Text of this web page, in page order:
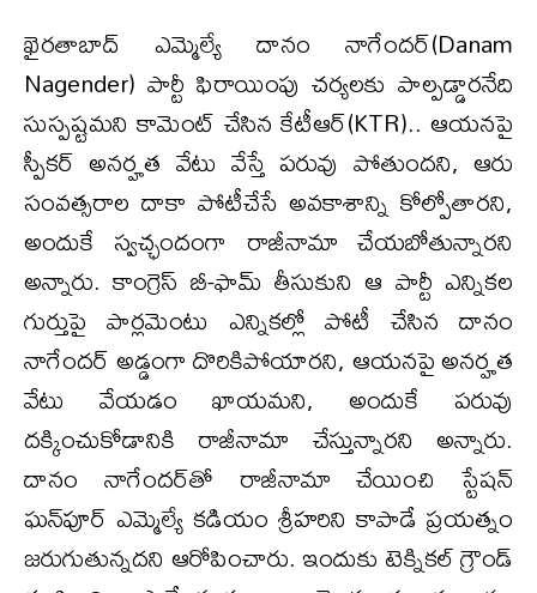
ఖైరతాబాద్ ఎమ్మెల్యే దానం నాగేందర్(Danam
Nagender) పార్టీ ఫిరాయింపు చర్యలకు పాల్పడ్డారనేది
సుస్పష్టమని కామెంట్ చేసిన కేటీఆర్(KTR).. ఆయనపై
స్పీకర్ అనర్హత వేటు వేస్తే పరువు పోతుందని, ఆరు
సంవత్సరాల దాకా పోటీచేసే అవకాశాన్ని కోల్పోతారని,
అందుకే స్వచ్ఛందంగా రాజీనామా చేయబోతున్నారని
అన్నారు. కాంగ్రెస్ బీ-ఫామ్ తీసుకుని ఆ పార్టీ ఎన్నికల
గుర్తుపై పార్లమెంటు ఎన్నికల్లో పోటీ చేసిన దానం
నాగేందర్ అడ్డంగా దొరికిపోయారని, ఆయనపై అనర్హత
వేటు వేయడం ఖాయమని, అందుకే పరువు
దక్కించుకోడానికి రాజీనామా చేస్తున్నారని అన్నారు.
దానం నాగేందర్‌తో రాజీనామా చేయించి స్టేషన్
ఘన్‌పూర్ ఎమ్మెల్యే కడియం శ్రీహరిని కాపాడే ప్రయత్నం
జరుగుతున్నదని ఆరోపించారు. ఇందుకు టెక్నికల్ గ్రౌండ్